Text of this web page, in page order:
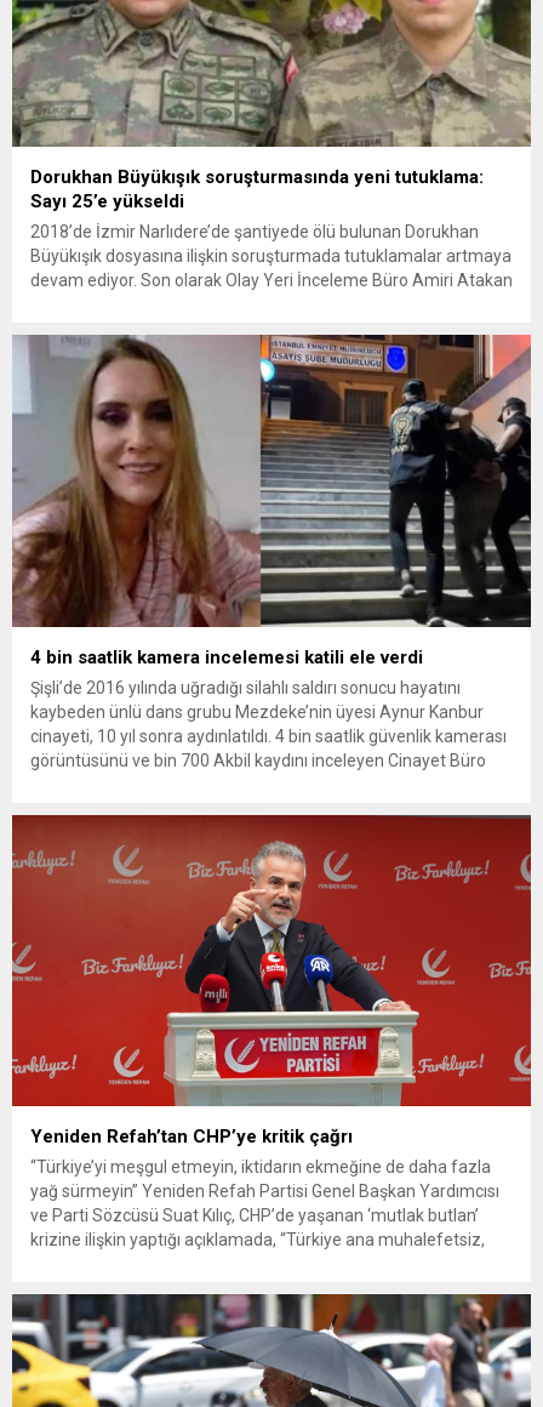
Dorukhan Büyükışık soruşturmasında yeni tutuklama:
Sayı 25’e yükseldi
2018’de İzmir Narlıdere’de şantiyede ölü bulunan Dorukhan
Büyükışık dosyasına ilişkin soruşturmada tutuklamalar artmaya
devam ediyor. Son olarak Olay Yeri İnceleme Büro Amiri Atakan
bulunan Dorukhan Büyükışık’a ilişkin yeniden açılan
soruşturmada tutuklamalar genişliyor. Son olarak dönemin...
4 bin saatlik kamera incelemesi katili ele verdi
Şişli’de 2016 yılında uğradığı silahlı saldırı sonucu hayatını
kaybeden ünlü dans grubu Mezdeke’nin üyesi Aynur Kanbur
cinayeti, 10 yıl sonra aydınlatıldı. 4 bin saatlik güvenlik kamerası
görüntüsünü ve bin 700 Akbil kaydını inceleyen Cinayet Büro
Yeniden Refah’tan CHP’ye kritik çağrı
“Türkiye’yi meşgul etmeyin, iktidarın ekmeğine de daha fazla
yağ sürmeyin” Yeniden Refah Partisi Genel Başkan Yardımcısı
ve Parti Sözcüsü Suat Kılıç, CHP’de yaşanan ‘mutlak butlan’
krizine ilişkin yaptığı açıklamada, “Türkiye ana muhalefetsiz,
olun. Türkiye’yi...